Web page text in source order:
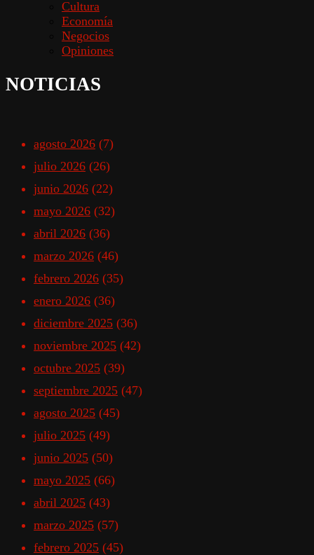
Cultura
Economía
Negocios
Opiniones
NOTICIAS
agosto 2026 (7)
julio 2026 (26)
junio 2026 (22)
mayo 2026 (32)
abril 2026 (36)
marzo 2026 (46)
febrero 2026 (35)
enero 2026 (36)
diciembre 2025 (36)
noviembre 2025 (42)
octubre 2025 (39)
septiembre 2025 (47)
agosto 2025 (45)
julio 2025 (49)
junio 2025 (50)
mayo 2025 (66)
abril 2025 (43)
marzo 2025 (57)
febrero 2025 (45)